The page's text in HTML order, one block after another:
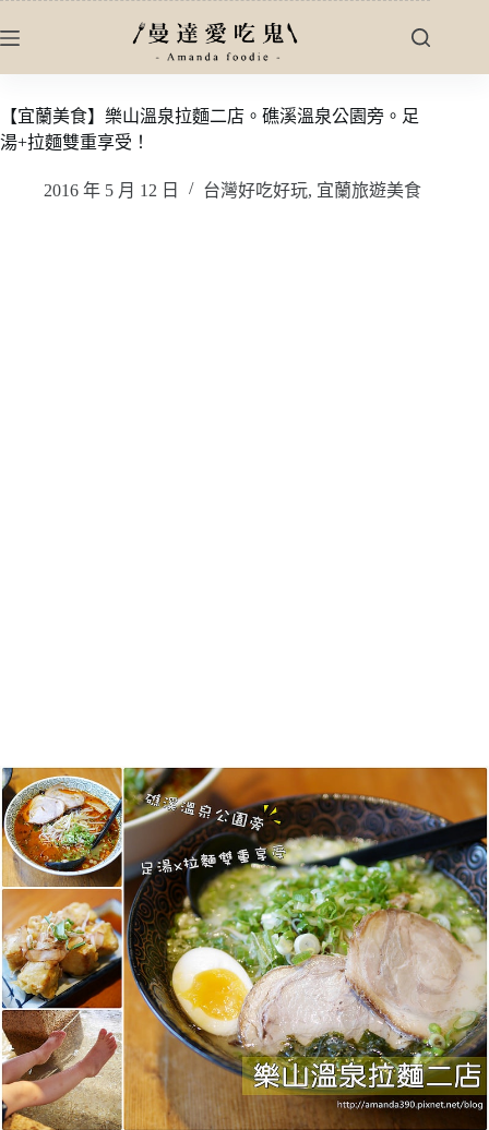
至
內
容
【宜蘭美食】樂山溫泉拉麵二店。礁溪溫泉公園旁。足
湯+拉麵雙重享受！
2016 年 5 月 12 日 台灣好吃好玩, 宜蘭旅遊美食